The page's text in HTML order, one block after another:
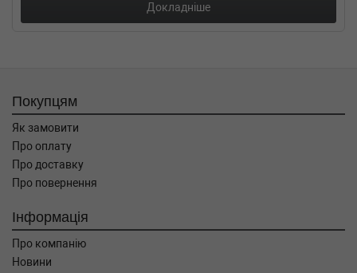
Докладніше
Покупцям
Як замовити
Про оплату
Про доставку
Про повернення
Інформація
Про компанію
Новини